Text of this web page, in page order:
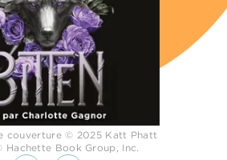
couverture © 2025 Katt Phatt
Hachette Book Group, Inc.